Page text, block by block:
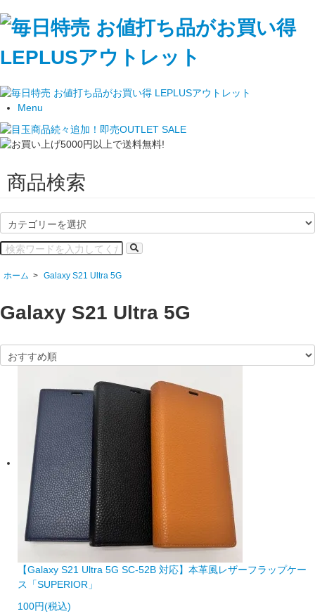
Menu
商品検索
ホーム > Galaxy S21 Ultra 5G
Galaxy S21 Ultra 5G
【Galaxy S21 Ultra 5G SC-52B 対応】本革風レザーフラップケー
ス「SUPERIOR」
100円(税込)